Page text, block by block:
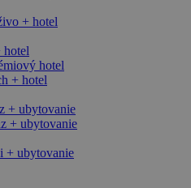
+ hotel
hotel
+ hotel
+ ubytovanie
+ ubytovanie
+ ubytovanie